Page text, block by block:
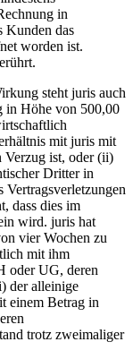
in
Kunden das
worden ist.
steht juris auch
in Höhe von 500,00
mit juris mit
Verzug ist, oder (ii)
Dritter in
Vertragsverletzungen
dass dies im
wird. juris hat
vier Wochen zu
mit ihm
oder UG, deren
der alleinige
einem Betrag in
trotz zweimaliger